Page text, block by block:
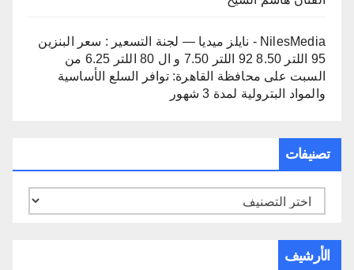
NilesMedia - نايلز ميديا — لجنة التسعير : سعر البنزين
95 اللتر 8.50 92 اللتر 7.50 و ال 80 اللتر 6.25 من
السبت على محافظة القاهرة: توافر السلع الأساسية
والمواد البترولية لمدة 3 شهور
تصنيفات
تصنيفات
الأرشيف